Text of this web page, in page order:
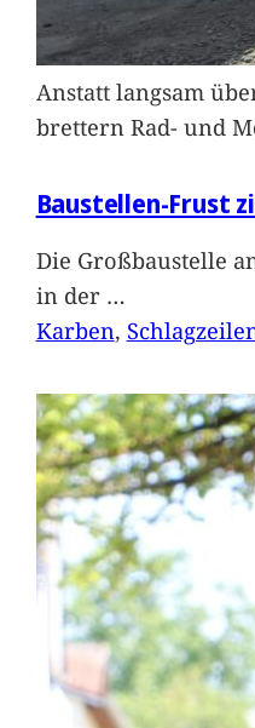
Anstatt langsam
brettern Rad- und
Baustellen-Frust
Die Großbaustelle
in der …
Karben,